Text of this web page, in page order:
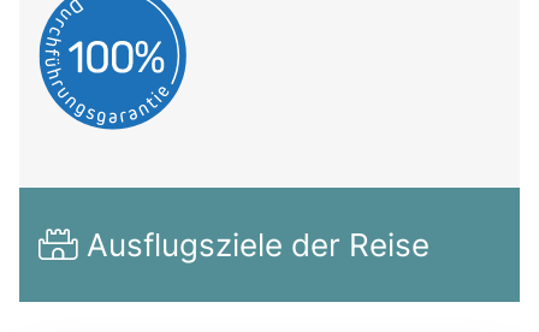
Ausflugsziele der Reise